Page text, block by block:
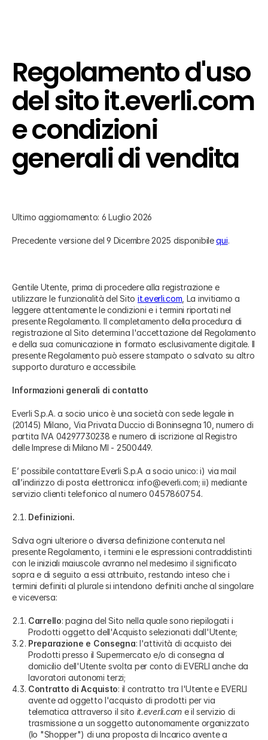
Regolamento d'uso
del sito it.everli.com
e condizioni
generali di vendita
Ultimo aggiornamento: 6 Luglio 2026
Precedente versione del 9 Dicembre 2025 disponibilequi.
Gentile Utente, prima di procedere alla registrazione e
utilizzare le funzionalità del Sito it.everli.com , La invitiamo a
leggere attentamente le condizioni e i termini riportati nel
presente Regolamento. Il completamento della procedura di
registrazione al Sito determina l'accettazione del Regolamento
e della sua comunicazione in formato esclusivamente digitale. Il
presente Regolamento può essere stampato o salvato su altro
supporto duraturo e accessibile.
Informazioni generali di contatto
Everli S.p.A. a socio unico è una società con sede legale in
(20145) Milano, Via Privata Duccio di Boninsegna 10, numero di
partita IVA 04297730238 e numero di iscrizione al Registro
delle Imprese di Milano MI - 2500449.
E’ possibile contattare Everli S.p.A a socio unico: i) via mail
all’indirizzo di posta elettronica: info@everli.com; ii) mediante
servizio clienti telefonico al numero 0457860754.
Definizioni.
Salva ogni ulteriore o diversa definizione contenuta nel
presente Regolamento, i termini e le espressioni contraddistinti
con le iniziali maiuscole avranno nel medesimo il significato
sopra e di seguito a essi attribuito, restando inteso che i
termini definiti al plurale si intendono definiti anche al singolare
e viceversa:
Carrello: pagina del Sito nella quale sono riepilogati i
Prodotti oggetto dell'Acquisto selezionati dall'Utente;
Preparazione e Consegna: l'attività di acquisto dei
Prodotti presso il Supermercato e/o di consegna al
domicilio dell'Utente svolta per conto di EVERLI anche da
lavoratori autonomi terzi;
Contratto di Acquisto: il contratto tra l'Utente e EVERLI
avente ad oggetto l'acquisto di prodotti per via
telematica attraverso il sito it.everli.come il servizio di
trasmissione a un soggetto autonomamente organizzato
(lo "Shopper") di una proposta di Incarico avente a